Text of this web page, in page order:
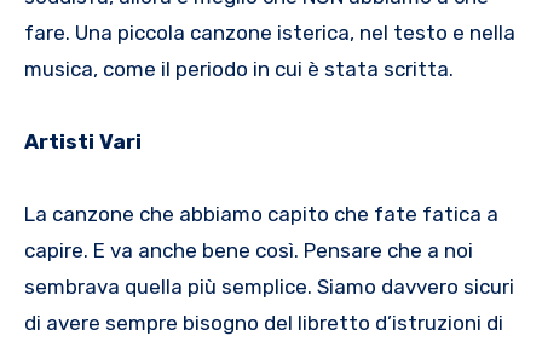
fare. Una piccola canzone isterica, nel testo e nella
musica, come il periodo in cui è stata scritta.
Artisti Vari
La canzone che abbiamo capito che fate fatica a
capire. E va anche bene così. Pensare che a noi
sembrava quella più semplice. Siamo davvero sicuri
di avere sempre bisogno del libretto d’istruzioni di